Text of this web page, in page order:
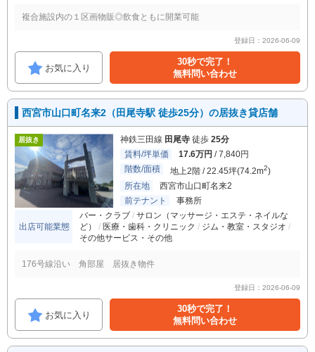
複合施設内の１区画物販◎飲食ともに開業可能
登録日：2026-06-09
お気に入り
30秒で完了！
無料問い合わせ
西宮市山口町名来2（田尾寺駅 徒歩25分）の居抜き貸店舗
居抜き 神鉄三田線 田尾寺 徒歩 25分
賃料/坪単価
17.6万円 / 7,840円
階数/面積
地上2階 / 22.45坪(74.2m2)
所在地
西宮市山口町名来2
前テナント
事務所
出店可能業態
バー・クラブ
サロン（マッサージ・エステ・ネイルな
ど）
医療・歯科・クリニック
ジム・教室・スタジオ
その他サービス・その他
176号線沿い 角部屋 居抜き物件
登録日：2026-06-09
お気に入り
30秒で完了！
無料問い合わせ